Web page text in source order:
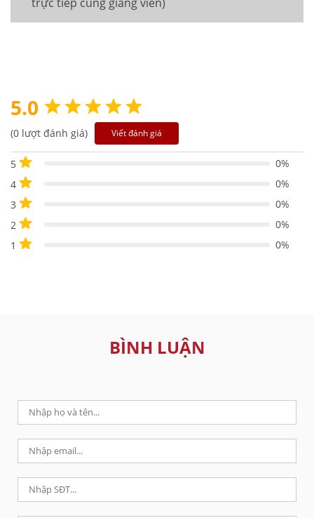
5.0
(0 lượt đánh giá) Viết đánh giá
5
0%
4
0%
3
0%
2
0%
1
0%
BÌNH LUẬN